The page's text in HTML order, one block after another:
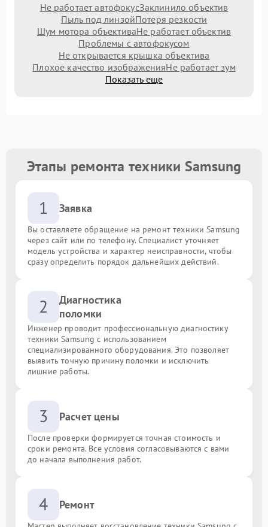
Не работает автофокусЗаклинило объектив
Пыль под линзойПотеря резкости
Шум мотора объективаНе работает объектив
Проблемы с автофокусом
Не открывается крышка объектива
Плохое качество изображенияНе работает зум
Показать еще
Этапы ремонта техники Samsung
1 Заявка
Вы оставляете обращение на ремонт техники Samsung
через сайт или по телефону. Специалист уточняет
модель устройства и характер неисправности, чтобы
сразу определить порядок дальнейших действий.
2
Диагностика
поломки
Инженер проводит профессиональную диагностику
техники Samsung с использованием
специализированного оборудования. Это позволяет
выявить точную причину поломки и исключить
лишние работы.
3 Расчет цены
После проверки формируется точная стоимость и
сроки ремонта. Все условия согласовываются с вами
до начала выполнения работ.
4 Ремонт